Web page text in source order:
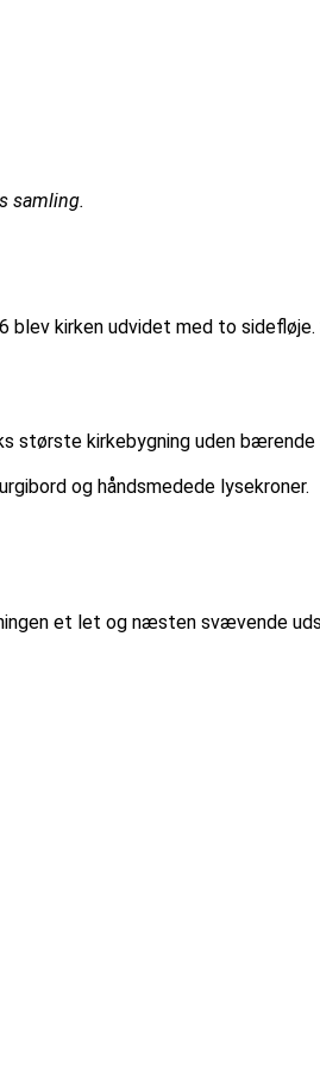
samling.
blev kirken udvidet med to
største kirkebygning uden bærende
og håndsmedede lysekroner.
et let og næsten svævende